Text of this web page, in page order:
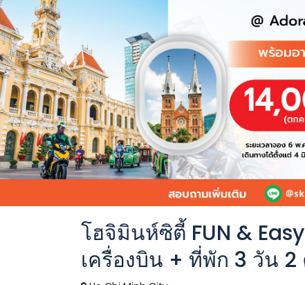
โฮจิมินห์ซิตี้ FUN &
เครื่องบิน + ที่พัก 3 วัน